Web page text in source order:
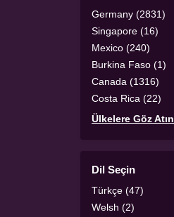
Germany (2831)
Singapore (16)
Mexico (240)
Burkina Faso (1)
Canada (1316)
Costa Rica (22)
Ülkelere Göz Atın
Dil Seçin
Türkçe (47)
Welsh (2)